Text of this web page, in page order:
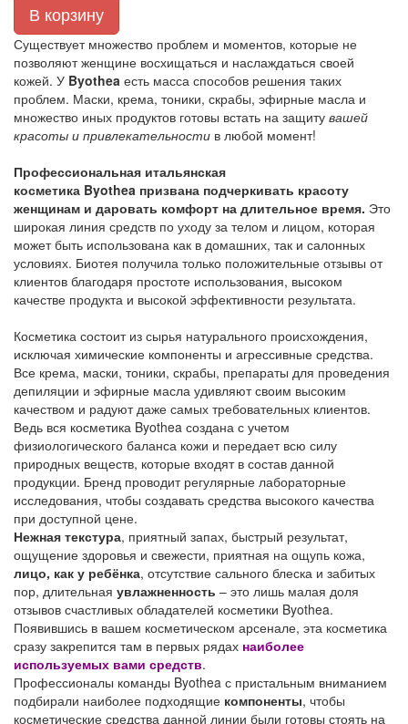
В корзину
Существует множество проблем и моментов, которые не
позволяют женщине восхищаться и наслаждаться своей
кожей. У Byothea есть масса способов решения таких
проблем. Маски, крема, тоники, скрабы, эфирные масла и
множество иных продуктов готовы встать на защиту вашей
красоты и привлекательности в любой момент!
Профессиональная итальянская
косметика Byothea призвана подчеркивать красоту
женщинам и даровать комфорт на длительное время. Это
широкая линия средств по уходу за телом и лицом, которая
может быть использована как в домашних, так и салонных
условиях. Биотея получила только положительные отзывы от
клиентов благодаря простоте использования, высоком
качестве продукта и высокой эффективности результата.
Косметика состоит из сырья натурального происхождения,
исключая химические компоненты и агрессивные средства.
Все крема, маски, тоники, скрабы, препараты для проведения
депиляции и эфирные масла удивляют своим высоким
качеством и радуют даже самых требовательных клиентов.
Ведь вся косметика Byothea создана с учетом
физиологического баланса кожи и передает всю силу
природных веществ, которые входят в состав данной
продукции. Бренд проводит регулярные лабораторные
исследования, чтобы создавать средства высокого качества
при доступной цене.
Нежная текстура, приятный запах, быстрый результат,
ощущение здоровья и свежести, приятная на ощупь кожа,
лицо, как у ребёнка, отсутствие сального блеска и забитых
пор, длительная увлажненность – это лишь малая доля
отзывов счастливых обладателей косметики Byothea.
Появившись в вашем косметическом арсенале, эта косметика
сразу закрепится там в первых рядах наиболее
используемых вами средств.
Профессионалы команды Byothea с пристальным вниманием
подбирали наиболее подходящие компоненты, чтобы
косметические средства данной линии были готовы стоять на